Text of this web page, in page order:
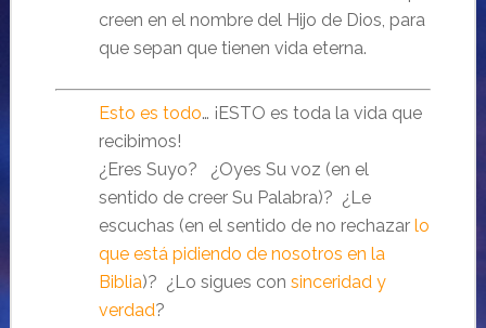
creen en el nombre del Hijo de Dios, para
que sepan que tienen vida eterna.
Esto es todo… ¡ESTO es toda la vida que
recibimos!
¿Eres Suyo? ¿Oyes Su voz (en el
sentido de creer Su Palabra)? ¿Le
escuchas (en el sentido de no rechazarlo
que está pidiendo de nosotros en la
Biblia)? ¿Lo sigues con sinceridad y
verdad?